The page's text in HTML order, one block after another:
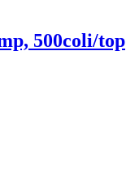
500coli/top